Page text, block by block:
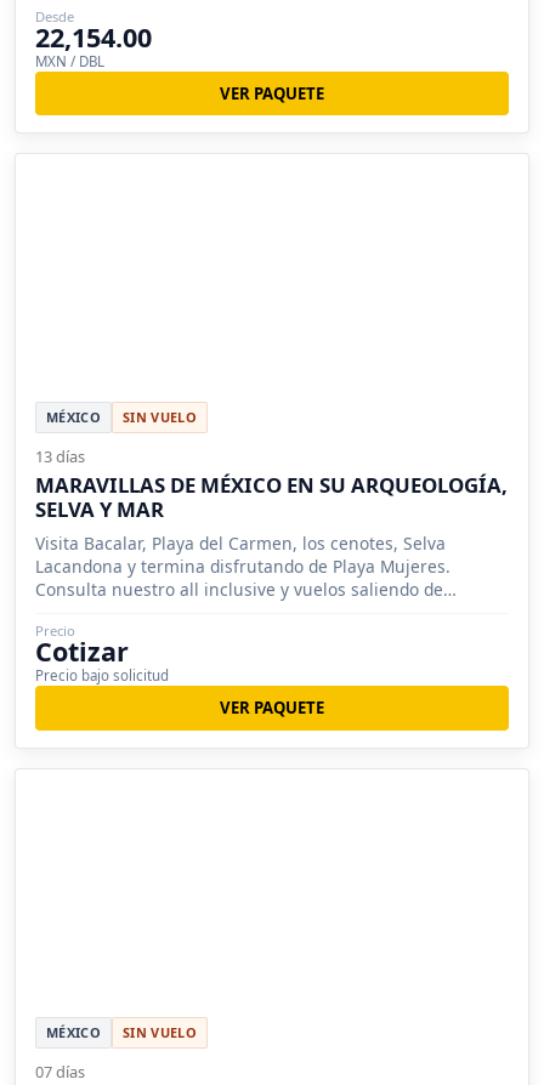
Desde
22,154.00
MXN / DBL
VER PAQUETE
MÉXICO SIN VUELO
13 días
MARAVILLAS DE MÉXICO EN SU ARQUEOLOGÍA,
SELVA Y MAR
Visita Bacalar, Playa del Carmen, los cenotes, Selva
Lacandona y termina disfrutando de Playa Mujeres.
Consulta nuestro all inclusive y vuelos saliendo de
Precio
Cotizar
Precio bajo solicitud
VER PAQUETE
MÉXICO SIN VUELO
07 días